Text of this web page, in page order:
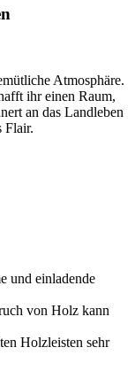
Atmosphäre.
ihr einen Raum,
an das Landleben
Flair.
und einladende
von Holz kann
Holzleisten sehr